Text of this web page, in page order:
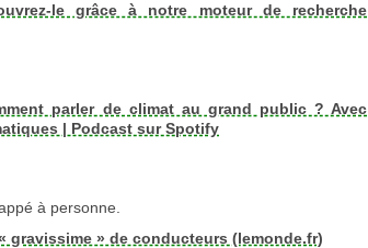
le grâce à notre moteur de recherche
parler de climat au grand public ? Avec
| Podcast sur Spotify
à personne.
gravissime » de conducteurs (lemonde.fr)